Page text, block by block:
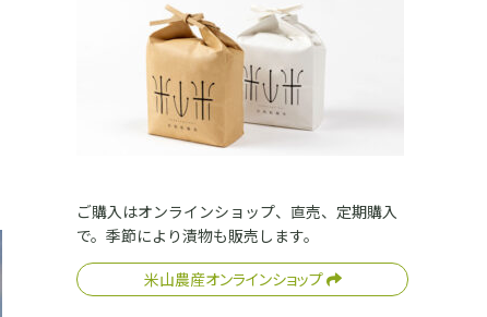
ご購入はオンラインショップ、直売、定期購入
で。季節により漬物も販売します。
米山農産オンラインショップ